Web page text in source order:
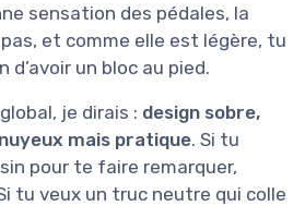
sensation des pédales, la
et comme elle est légère, tu
d’avoir un bloc au pied.
je dirais : design sobre,
mais pratique. Si tu
pour te faire remarquer,
tu veux un truc neutre qui colle